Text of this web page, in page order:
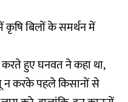
बिलों के समर्थन में
करते हुए घनवत नेकहाथा,
न करके पहले किसानों से